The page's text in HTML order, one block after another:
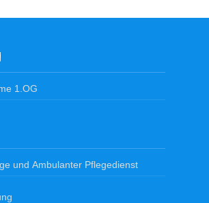
1.OG
und Ambulanter Pflegedienst